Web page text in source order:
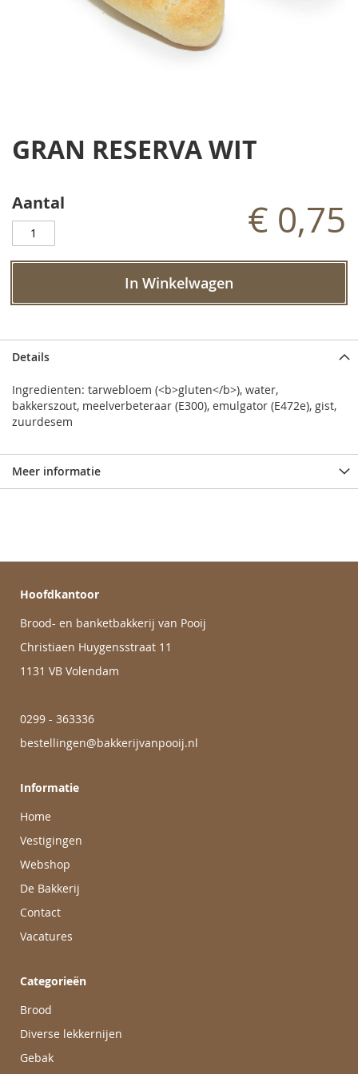
het
de
gallerij
GRAN RESERVA WIT
Aantal € 0,75
In Winkelwagen
Details
Ingredienten: tarwebloem (<b>gluten</b>), water,
bakkerszout, meelverbeteraar (E300), emulgator (E472e), gist,
zuurdesem
Meer informatie
Hoofdkantoor
Brood- en banketbakkerij van Pooij
Christiaen Huygensstraat 11
1131 VB Volendam
0299 - 363336
bestellingen@bakkerijvanpooij.nl
Informatie
Home
Vestigingen
Webshop
De Bakkerij
Contact
Vacatures
Categorieën
Brood
Diverse lekkernijen
Gebak